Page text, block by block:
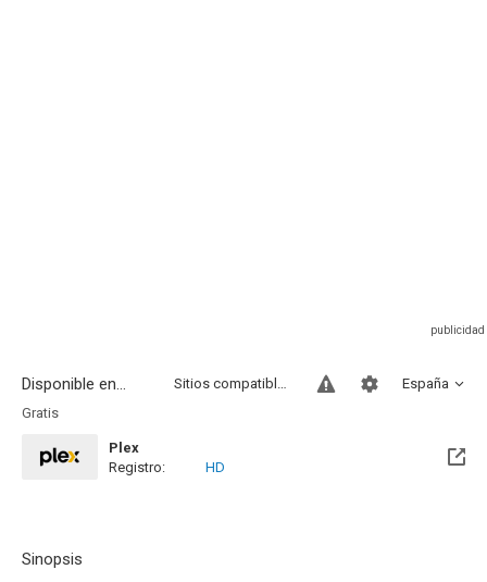
Disponible en... España
Sitios compatibles
Gratis
Plex
Registro:
HD
Sinopsis